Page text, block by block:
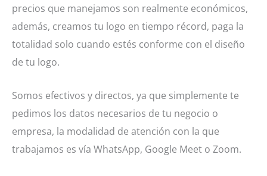
precios que manejamos son realmente económicos,
además, creamos tu logo en tiempo récord, paga la
totalidad solo cuando estés conforme con el diseño
de tu logo.
Somos efectivos y directos, ya que simplemente te
pedimos los datos necesarios de tu negocio o
empresa, la modalidad de atención con la que
trabajamos es vía WhatsApp, Google Meet o Zoom.